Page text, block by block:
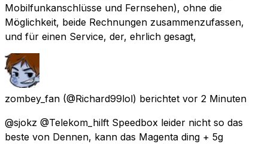
Mobilfunkanschlüsse und Fernsehen), ohne die
Möglichkeit, beide Rechnungen zusammenzufassen,
und für einen Service, der, ehrlich gesagt,
zombey_fan (@Richard99lol) berichtet vor 2 Minuten
@sjokz @Telekom_hilft Speedbox leider nicht so das
beste von Dennen, kann das Magenta ding + 5g